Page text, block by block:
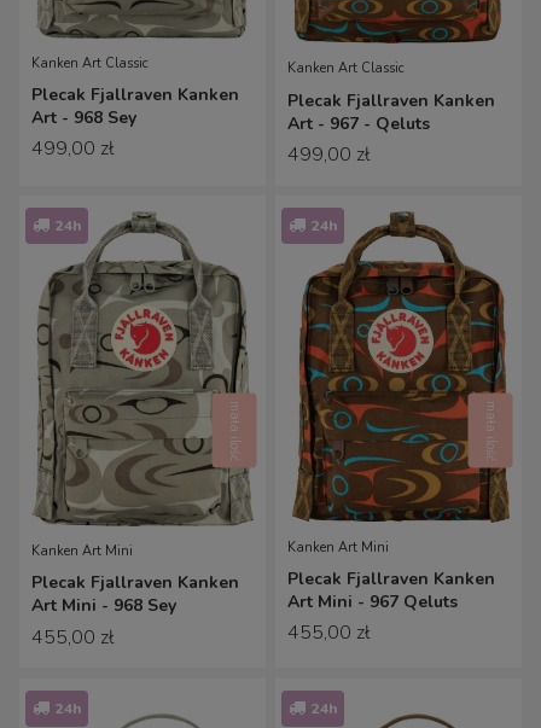
Kanken Art Classic
Plecak Fjallraven Kanken
Art - 968 Sey
499,00 zł
Kanken Art Classic
Plecak Fjallraven Kanken
Art - 967 - Qeluts
499,00 zł
24h
mała ilość
Kanken Art Mini
Plecak Fjallraven Kanken
Art Mini - 968 Sey
455,00 zł
24h
mała ilość
Kanken Art Mini
Plecak Fjallraven Kanken
Art Mini - 967 Qeluts
455,00 zł
24h 24h